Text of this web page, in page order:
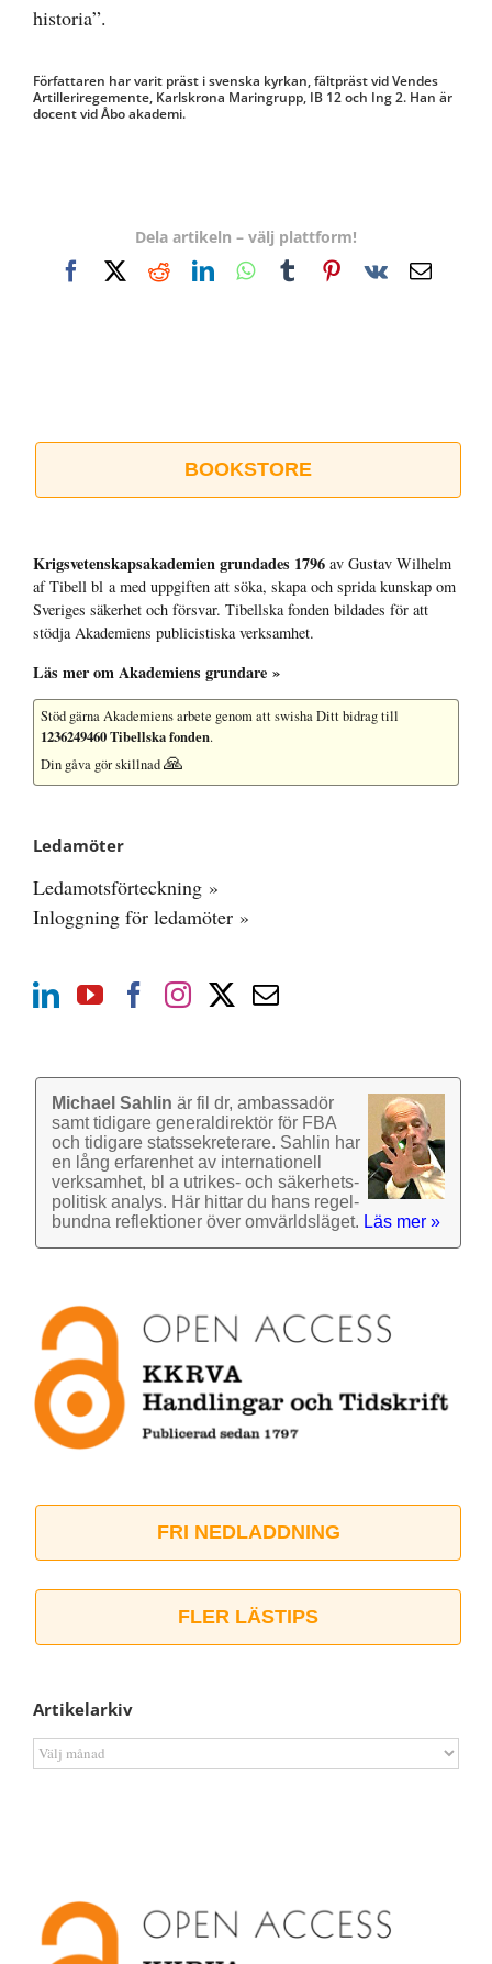
historia”.
Författaren har varit präst i svenska kyrkan, fältpräst vid Vendes
Artilleriregemente, Karlskrona Maringrupp, IB 12 och Ing 2. Han är
docent vid Åbo akademi.
Dela artikeln – välj plattform!
FacebookRedditLinkedInWhatsApp
TumblrPinterest
Vk
E-
BOOKSTORE
Krigsvetenskap­sakademien grundades 1796 av Gustav Wilhelm
af Tibell bl a med uppgiften att söka, skapa och sprida kunskap om
Sveriges säkerhet och försvar. Tibellska fonden bildades för att
stödja Akademiens publicistiska verksamhet.
Läs mer om Akademiens grundare »
Stöd gärna Akademiens arbete genom att swisha Ditt bidrag till
1236249460 Tibellska fonden.
Din gåva gör skillnad🙏
Ledamöter
Ledamotsförteckning »
Inloggning för ledamöter »
Michael Sahlin är fil dr, ambassadör
samt tidigare general­direktör för FBA
och tidigare stats­sekre­terare. Sahlin har
en lång erfarenhet av inter­nationell
verk­samhet, bl a utrikes- och säkerhets­
politisk analys. Här hittar du hans regel­
bundna reflek­tioner över omvärlds­läget. Läs mer »
FRI NEDLADDNING
FLER LÄSTIPS
Artikelarkiv
Artikelarkiv